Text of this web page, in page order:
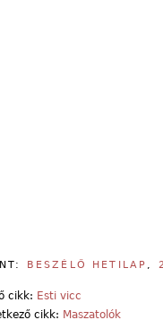
BESZÉLŐ HETILAP
cikk: Esti vicc
cikk: Maszatolók